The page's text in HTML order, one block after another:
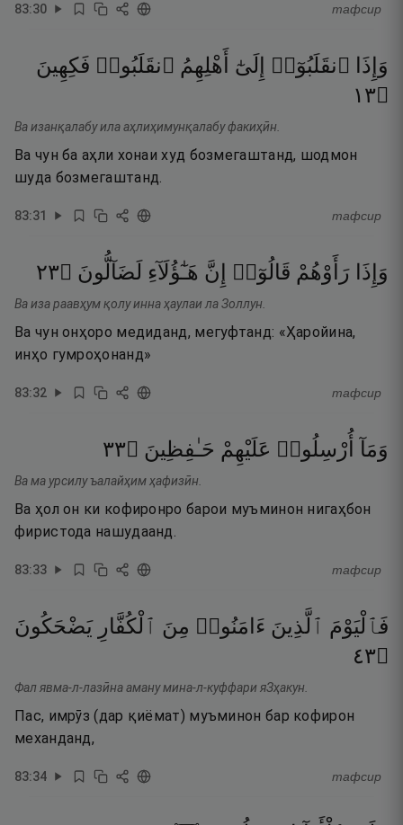
83:30 тафсир
وَإِذَا ٱنقَلَبُوٓا۟ إِلَىٰٓ أَهْلِهِمُ ٱنقَلَبُوا۟ فَكِهِينَ
۝٣١
Ва изанқалабу ила аҳлиҳимунқалабу факиҳӣн.
Ва чун ба аҳли хонаи худ бозмегаштанд, шодмон
шуда бозмегаштанд.
83:31 тафсир
وَإِذَا رَأَوْهُمْ قَالُوٓا۟ إِنَّ هَـٰٓؤُلَآءِ لَضَآلُّونَ ۝٣٢
Ва иза раавҳум қолу инна ҳаулаи ла Золлун.
Ва чун онҳоро медиданд, мегуфтанд: «Ҳаройина,
инҳо гумроҳонанд»
83:32 тафсир
وَمَآ أُرْسِلُوا۟ عَلَيْهِمْ حَـٰفِظِينَ ۝٣٣
Ва ма урсилу ъалайҳим ҳафизӣн.
Ва ҳол он ки кофиронро барои муъминон нигаҳбон
фиристода нашудаанд.
83:33 тафсир
فَٱلْيَوْمَ ٱلَّذِينَ ءَامَنُوا۟ مِنَ ٱلْكُفَّارِ يَضْحَكُونَ
۝٣٤
Фал явма-л-лазӣна аману мина-л-куффари яЗҳакун.
Пас, имрӯз (дар қиёмат) муъминон бар кофирон
механданд,
83:34 тафсир